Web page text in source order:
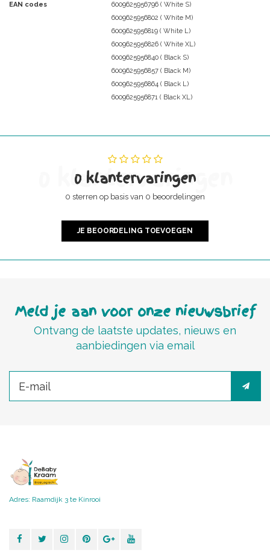
EAN codes
6009625956796 ( White S)
6009625956802 ( White M)
6009625956819 ( White L)
6009625956826 ( White XL)
6009625956840 ( Black S)
6009625956857 ( Black M)
6009625956864 ( Black L)
6009625956871 ( Black XL)
0 klantervaringen
0 klantervaringen
0 sterren op basis van 0 beoordelingen
JE BEOORDELING TOEVOEGEN
Meld je aan voor onze nieuwsbrief
Ontvang de laatste updates, nieuws en
aanbiedingen via email
Adres: Raamdijk 3 te Kinrooi